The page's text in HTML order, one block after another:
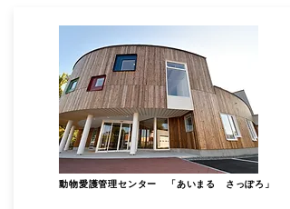
動物愛護管理センター 「あいま る さっぽろ」